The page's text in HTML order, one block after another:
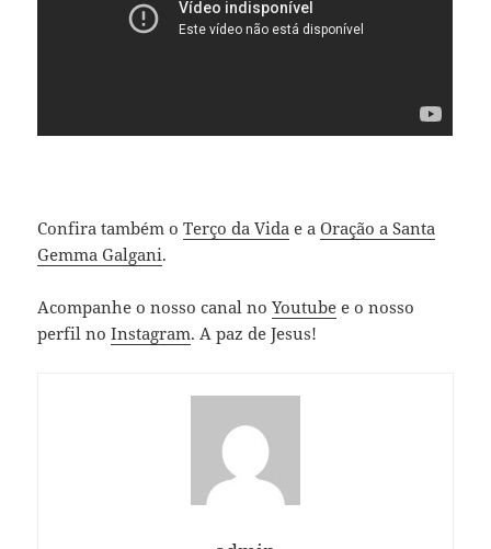
Confira também oTerço da Vida e aOração a Santa
Gemma Galgani.
Acompanhe o nosso canal noYoutube e o nosso
perfil noInstagram. A paz de Jesus!